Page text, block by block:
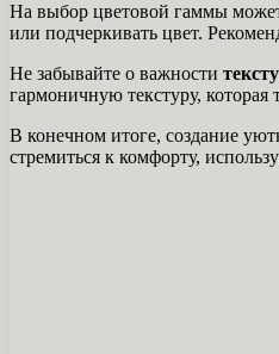
На выбор цветовой гаммы
или подчеркивать цвет.
Не забывайте о важности
гармоничную текстуру,
В конечном итоге, создание
стремиться к комфорту,